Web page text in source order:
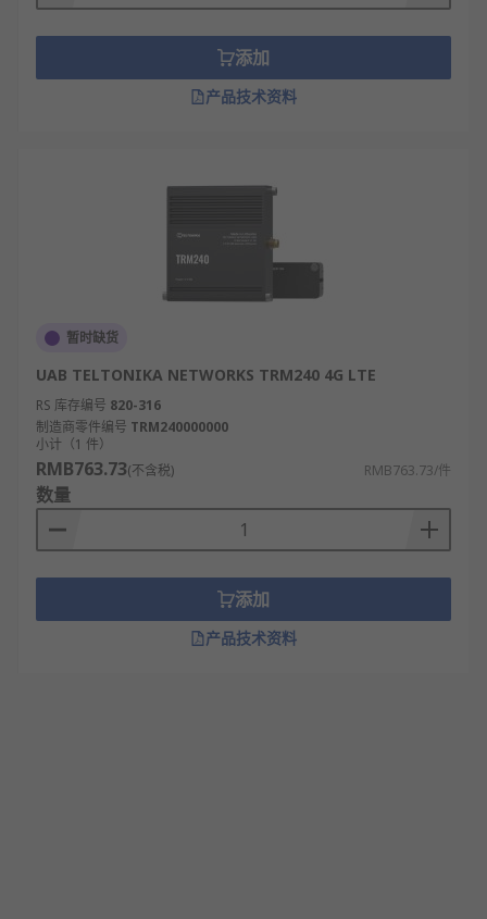
添加
产品技术资料
暂时缺货
UAB TELTONIKA NETWORKS TRM240 4G LTE
RS 库存编号 820-316
制造商零件编号 TRM240000000
小计（1 件）
RMB763.73(不含税) RMB763.73/件
数量
添加
产品技术资料